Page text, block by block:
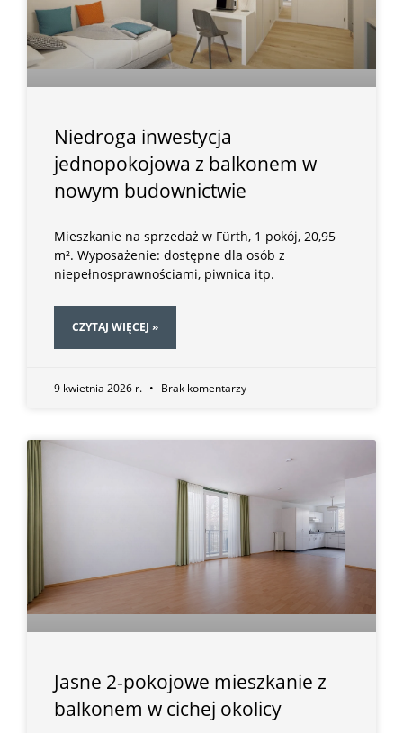
Niedroga inwestycja
jednopokojowa z balkonem w
nowym budownictwie
Mieszkanie na sprzedaż w Fürth, 1 pokój, 20,95
m². Wyposażenie: dostępne dla osób z
niepełnosprawnościami, piwnica itp.
CZYTAJ WIĘCEJ »
9 kwietnia 2026 r. Brak komentarzy
Jasne 2-pokojowe mieszkanie z
balkonem w cichej okolicy